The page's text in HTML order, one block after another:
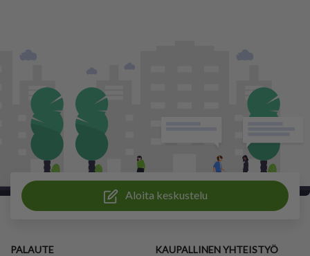
Aloita keskustelu
PALAUTE KAUPALLINEN YHTEISTYÖ